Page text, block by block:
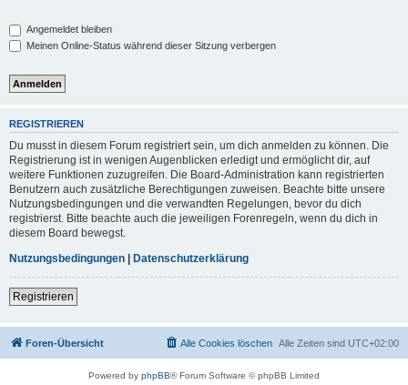
Angemeldet bleiben
Meinen Online-Status während dieser Sitzung verbergen
REGISTRIEREN
Du musst in diesem Forum registriert sein, um dich anmelden zu können. Die
Registrierung ist in wenigen Augenblicken erledigt und ermöglicht dir, auf
weitere Funktionen zuzugreifen. Die Board-Administration kann registrierten
Benutzern auch zusätzliche Berechtigungen zuweisen. Beachte bitte unsere
Nutzungsbedingungen und die verwandten Regelungen, bevor du dich
registrierst. Bitte beachte auch die jeweiligen Forenregeln, wenn du dich in
diesem Board bewegst.
Nutzungsbedingungen | Datenschutzerklärung
Registrieren
Foren-Übersicht Alle Zeiten sind UTC+02:00
Alle Cookies löschen
Powered by phpBB® Forum Software © phpBB Limited